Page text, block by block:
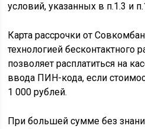
условий, указанных в п.1.3 и
Карта рассрочки от
технологией бесконтактного
позволяет расплатиться на
ввода ПИН-кода, если
1 000 рублей.
При большей сумме без